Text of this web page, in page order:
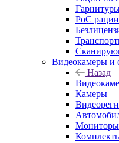
PoC рации
Видеокамеры и
Назад
Камеры
Мониторы